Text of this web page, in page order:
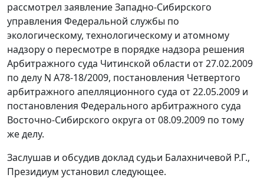
рассмотрел заявление Западно-Сибирского
управления Федеральной службы по
экологическому, технологическому и атомному
надзору о пересмотре в порядке надзора решения
Арбитражного суда Читинской области от 27.02.2009
по делу N А78-18/2009, постановления Четвертого
арбитражного апелляционного суда от 22.05.2009 и
постановления Федерального арбитражного суда
Восточно-Сибирского округа от 08.09.2009 по тому
же делу.
Заслушав и обсудив доклад судьи Балахничевой Р.Г.,
Президиум установил следующее.